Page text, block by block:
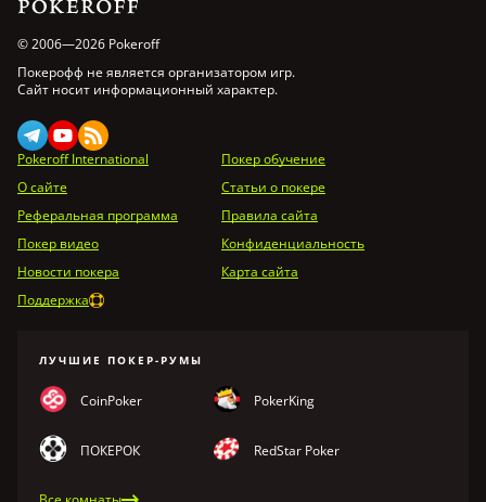
© 2006—2026 Pokeroff
Покерофф не является организатором игр.
Сайт носит информационный характер.
Pokeroff International
Покер обучение
О сайте
Статьи о покере
Реферальная программа
Правила сайта
Покер видео
Конфиденциальность
Новости покера
Карта сайта
Поддержка
ЛУЧШИЕ ПОКЕР-РУМЫ
CoinPoker PokerKing
ПОКЕРОК RedStar Poker